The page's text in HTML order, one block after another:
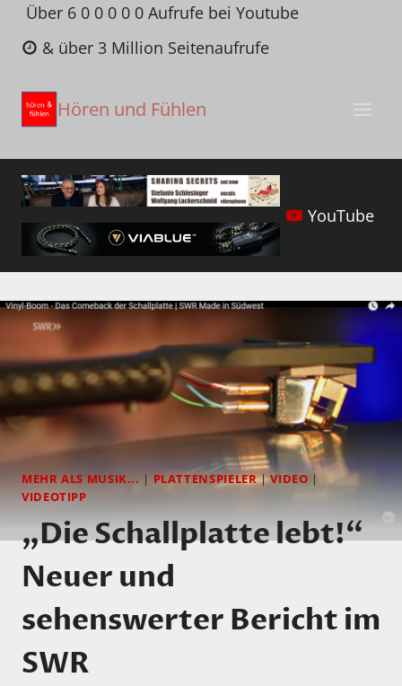
Zum
Inhalt
springen
Über 6 0 0 0 0 0 Aufrufe bei Youtube
& über 3 Million Seitenaufrufe
Hören und Fühlen
YouTube
MEHR ALS MUSIK... | PLATTENSPIELER|VIDEO |
VIDEOTIPP
„Die Schallplatte lebt!“
Neuer und
sehenswerter Bericht im
SWR